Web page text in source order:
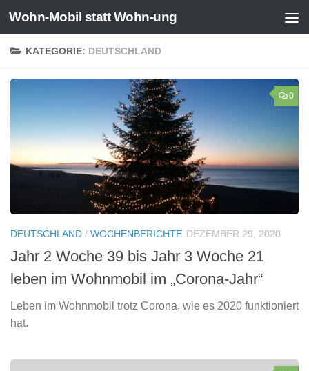
Zum Inhalt springen
Wohn-Mobil statt Wohn-ung
KATEGORIE: DEUTSCHLAND
0
DEUTSCHLAND / WOCHENBERICHTE DEZEMBER 29, 2020
Jahr 2 Woche 39 bis Jahr 3 Woche 21
leben im Wohnmobil im „Corona-Jahr“
Leben im Wohnmobil trotz Corona, wie es 2020 funktioniert
hat.